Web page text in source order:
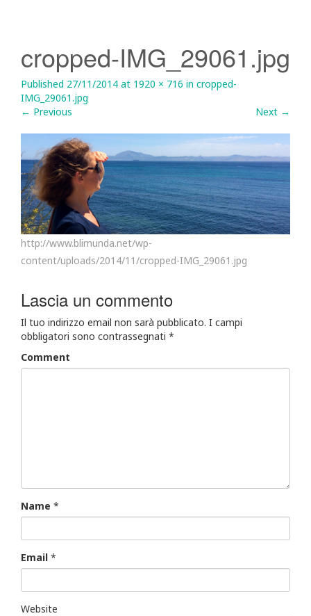
cropped-IMG_29061.jpg
Published 27/11/2014 at 1920 × 716 in cropped-
IMG_29061.jpg
← Previous Next →
http://www.blimunda.net/wp-
content/uploads/2014/11/cropped-IMG_29061.jpg
Lascia un commento
Il tuo indirizzo email non sarà pubblicato. I campi
obbligatori sono contrassegnati *
Comment
Name *
Email *
Website